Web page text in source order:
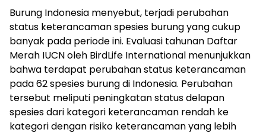
Burung Indonesia menyebut, terjadi perubahan
status keterancaman spesies burung yang cukup
banyak pada periode ini. Evaluasi tahunan Daftar
Merah IUCN oleh BirdLife International menunjukkan
bahwa terdapat perubahan status keterancaman
pada 62 spesies burung di Indonesia. Perubahan
tersebut meliputi peningkatan status delapan
spesies dari kategori keterancaman rendah ke
kategori dengan risiko keterancaman yang lebih